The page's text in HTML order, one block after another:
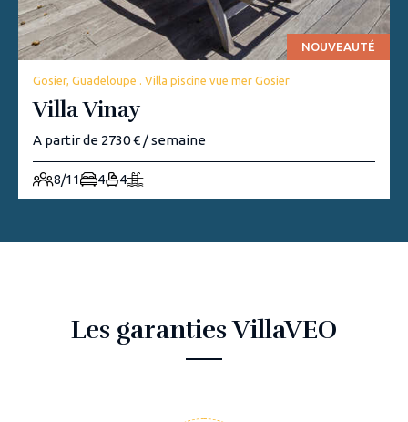
NOUVEAUTÉ
Gosier, Guadeloupe . Villa piscine vue mer Gosier
Villa Vinay
A partir de 2730 € / semaine
8/11 4 4
Les garanties VillaVEO